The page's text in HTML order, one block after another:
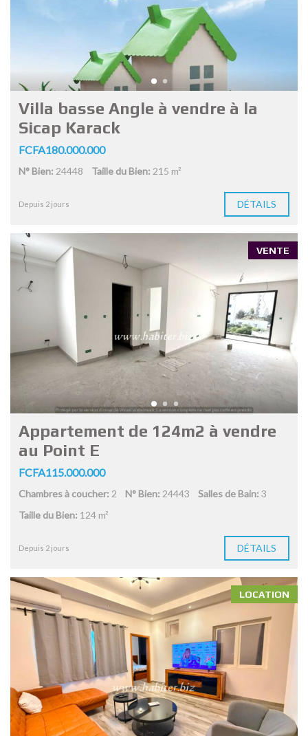
Villa basse Angle à vendre à la
Sicap Karack
FCFA180.000.000
N° Bien: 24448 Taille du Bien: 215 m²
Depuis 2 jours DÉTAILS
VENTE
Appartement de 124m2 à vendre
au Point E
FCFA115.000.000
Chambres à coucher: 2 N° Bien: 24443 Salles de Bain: 3
Taille du Bien: 124 m²
Depuis 2 jours DÉTAILS
LOCATION